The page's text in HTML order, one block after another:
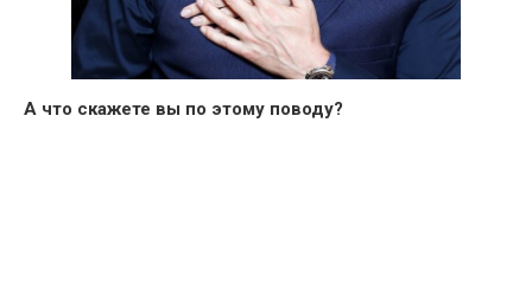
А что скажете вы по этому поводу?